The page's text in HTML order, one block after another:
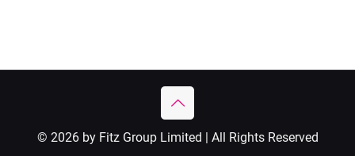
© 2026 by Fitz Group Limited | All Rights Reserved